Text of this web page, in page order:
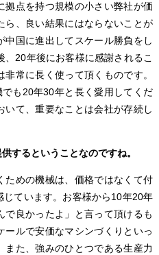
点を持つ規模の小さい弊社が価
ら、良い結果にはならないことが
中国に進出してスケール勝負をし
20年後にお客様に感謝されるこ
常に長く使って頂くものです。
も20年30年と長く愛用してくだ
て、重要なことは会社が存続し
するということなのですね。
めの機械は、価格ではなくて付
ています。お客様から10年20年
良かったよ」と言って頂けるも
ルで安価なマシンづくりといっ
た、強みのひとつである生産力